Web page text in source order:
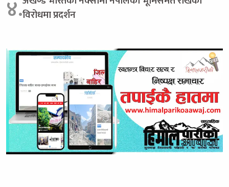
४.विरोधमा प्रदर्शन